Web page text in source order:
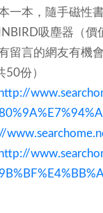
一本，隨手磁性
吸塵器（
留言的網友有機
50份）
http://
http://